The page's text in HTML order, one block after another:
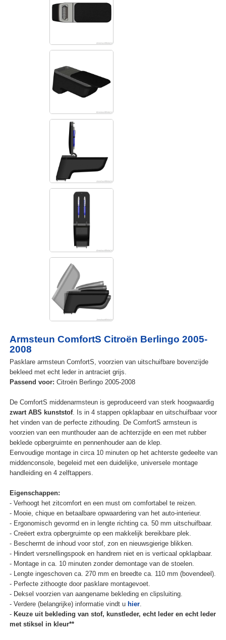
Armsteun ComfortS Citroën Berlingo 2005-
2008
Pasklare armsteun ComfortS, voorzien van uitschuifbare bovenzijde
bekleed met echt leder in antraciet grijs.
Passend voor: Citroën Berlingo 2005-2008
De ComfortS middenarmsteun is geproduceerd van sterk hoogwaardig
zwart ABS kunststof. Is in 4 stappen opklapbaar en uitschuifbaar voor
het vinden van de perfecte zithouding. De ComfortS armsteun is
voorzien van een munthouder aan de achterzijde en een met rubber
beklede opbergruimte en pennenhouder aan de klep.
Eenvoudige montage in circa 10 minuten op het achterste gedeelte van
middenconsole, begeleid met een duidelijke, universele montage
handleiding en 4 zelftappers.
Eigenschappen:
- Verhoogt het zitcomfort en een must om comfortabel te reizen.
- Mooie, chique en betaalbare opwaardering van het auto-interieur.
- Ergonomisch gevormd en in lengte richting ca. 50 mm uitschuifbaar.
- Creëert extra opbergruimte op een makkelijk bereikbare plek.
- Beschermt de inhoud voor stof, zon en nieuwsgierige blikken.
- Hindert versnellingspook en handrem niet en is verticaal opklapbaar.
- Montage in ca. 10 minuten zonder demontage van de stoelen.
- Lengte ingeschoven ca. 270 mm en breedte ca. 110 mm (bovendeel).
- Perfecte zithoogte door pasklare montagevoet.
- Deksel voorzien van aangename bekleding en clipsluiting.
- Verdere (belangrijke) informatie vindt u hier.
- Keuze uit bekleding van stof, kunstleder, echt leder en echt leder
met stiksel in kleur**